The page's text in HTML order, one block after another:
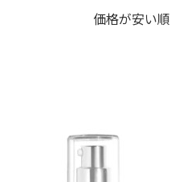
価格が安い順